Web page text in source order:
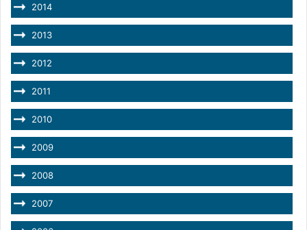
2014
2013
2012
2011
2010
2009
2008
2007